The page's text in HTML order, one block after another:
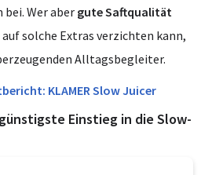
Wer aber gute Saftqualität
solche Extras verzichten kann,
Alltagsbegleiter.
KLAMER Slow Juicer
Einstieg in die Slow-